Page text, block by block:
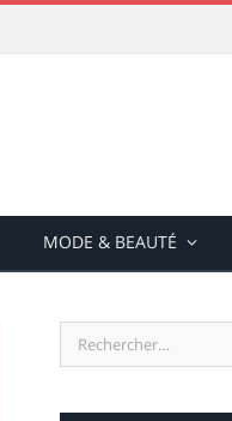
MODE & BEAUTÉ